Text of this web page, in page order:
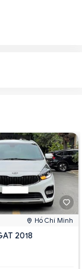
Hồ Chí Minh
2018